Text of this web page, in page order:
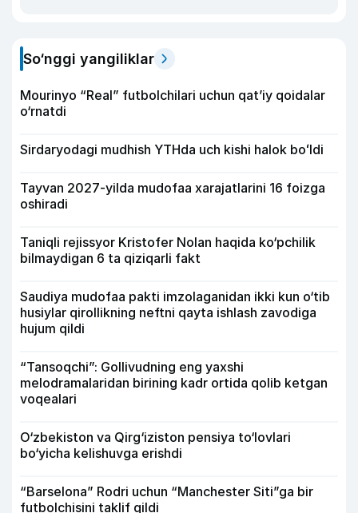
So‘nggi yangiliklar
Mourinyo “Real” futbolchilari uchun qat’iy qoidalar
o‘rnatdi
Sirdaryodagi mudhish YTHda uch kishi halok boʻldi
Tayvan 2027-yilda mudofaa xarajatlarini 16 foizga
oshiradi
Taniqli rejissyor Kristofer Nolan haqida ko‘pchilik
bilmaydigan 6 ta qiziqarli fakt
Saudiya mudofaa pakti imzolaganidan ikki kun o‘tib
husiylar qirollikning neftni qayta ishlash zavodiga
hujum qildi
“Tansoqchi”: Gollivudning eng yaxshi
melodramalaridan birining kadr ortida qolib ketgan
voqealari
O‘zbekiston va Qirg‘iziston pensiya to‘lovlari
bo‘yicha kelishuvga erishdi
“Barselona” Rodri uchun “Manchester Siti”ga bir
futbolchisini taklif qildi